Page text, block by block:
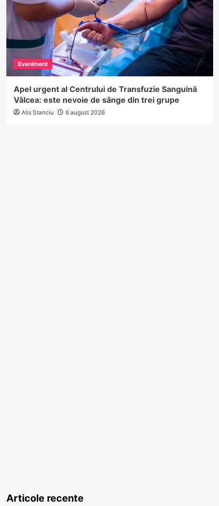
Eveniment
Apel urgent al Centrului de Transfuzie Sanguină
Vâlcea: este nevoie de sânge din trei grupe
Alis Stanciu 6 august 2026
Articole recente